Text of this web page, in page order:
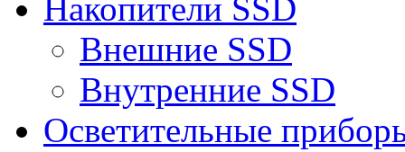
Накопители SSD
Внешние SSD
Внутренние SSD
Осветительные